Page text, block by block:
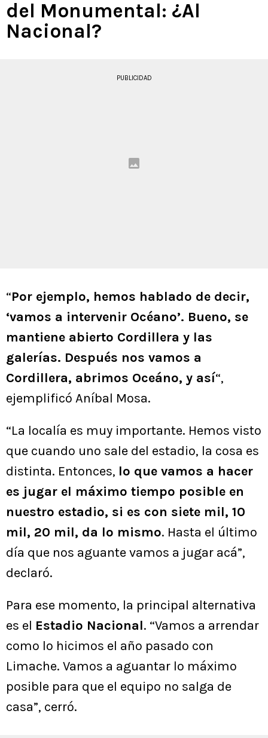
del Monumental: ¿Al
Nacional?
PUBLICIDAD
“Por ejemplo, hemos hablado de decir,
‘vamos a intervenir Océano’. Bueno, se
mantiene abierto Cordillera y las
galerías. Después nos vamos a
Cordillera, abrimos Oceáno, y así“,
ejemplificó Aníbal Mosa.
“La localía es muy importante. Hemos visto
que cuando uno sale del estadio, la cosa es
distinta. Entonces, lo que vamos a hacer
es jugar el máximo tiempo posible en
nuestro estadio, si es con siete mil, 10
mil, 20 mil, da lo mismo. Hasta el último
día que nos aguante vamos a jugar acá”,
declaró.
Para ese momento, la principal alternativa
es el Estadio Nacional. “Vamos a arrendar
como lo hicimos el año pasado con
Limache. Vamos a aguantar lo máximo
posible para que el equipo no salga de
casa”, cerró.